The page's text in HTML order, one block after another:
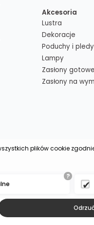
Akcesoria
Lustra
Dekoracje
Poduchy i pledy
Lampy
Zasłony gotowe
Zasłony na
plików cookie
?